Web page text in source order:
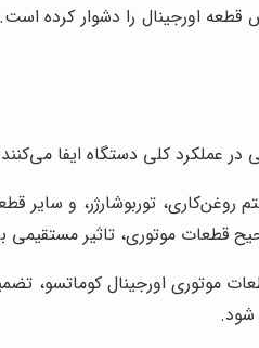
قطعه اورجینال را دشوار کرده
عملکرد کلی دستگاه ایفا
توربوشارژر، و سایر
قطعات موتوری، تاثیر مستقیمی
موتوری اورجینال کوماتسو،
شود.